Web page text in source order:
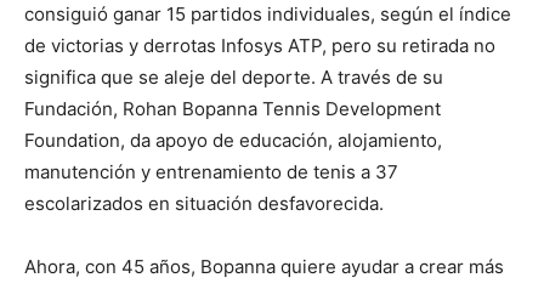
consiguió ganar 15 partidos individuales, según el índice
de victorias y derrotas Infosys ATP, pero su retirada no
significa que se aleje del deporte. A través de su
Fundación, Rohan Bopanna Tennis Development
Foundation, da apoyo de educación, alojamiento,
manutención y entrenamiento de tenis a 37
escolarizados en situación desfavorecida.
Ahora, con 45 años, Bopanna quiere ayudar a crear más